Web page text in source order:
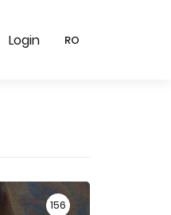
Login
Login RO
156